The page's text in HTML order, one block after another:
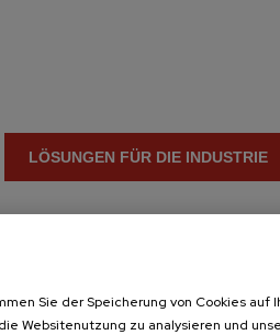
LÖSUNGEN FÜR DIE INDUSTRIE
Sie der Speicherung von Cookies auf
Websitenutzung zu analysieren und